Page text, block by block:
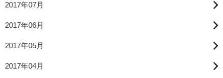
2017年07月
2017年06月
2017年05月
2017年04月